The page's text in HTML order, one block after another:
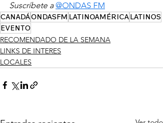
Suscríbete a @ONDAS FM
CANADÁONDASFM LATINOAMÉRICALATINOS
EVENTO
RECOMENDADO DE LA SEMANA
LINKS DE INTERES
LOCALES